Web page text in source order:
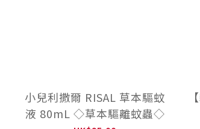
小兒利撒爾 RISAL 草本驅蚊
液 80mL ◇草本驅離蚊蟲◇